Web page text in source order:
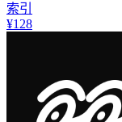
索引
¥128